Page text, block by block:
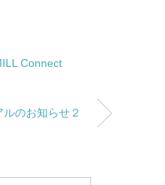
Connect
のお知らせ２